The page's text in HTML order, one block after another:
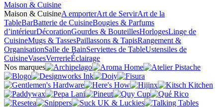
Maison & Cuisine
Maison & CuisineA emporterArt de ServirArt de la
TableBarBatterie de CuisineBougies & Parfums
d’intérieurDécorationGourdes & BouteillesHorlogesLinge de
CuisineMugs & TassesPaillassons & TapisRangement &
OrganisationSalle de BainServiettes de TableUstensiles de
CuisineVasesVerrerieÉclairage
Nos marques